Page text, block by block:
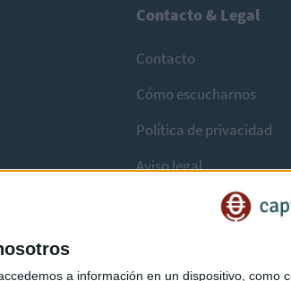
a información en un dispositivo,
Contacto & Legal
Contacto
Cómo escucharnos
Política de privacidad
Aviso legal